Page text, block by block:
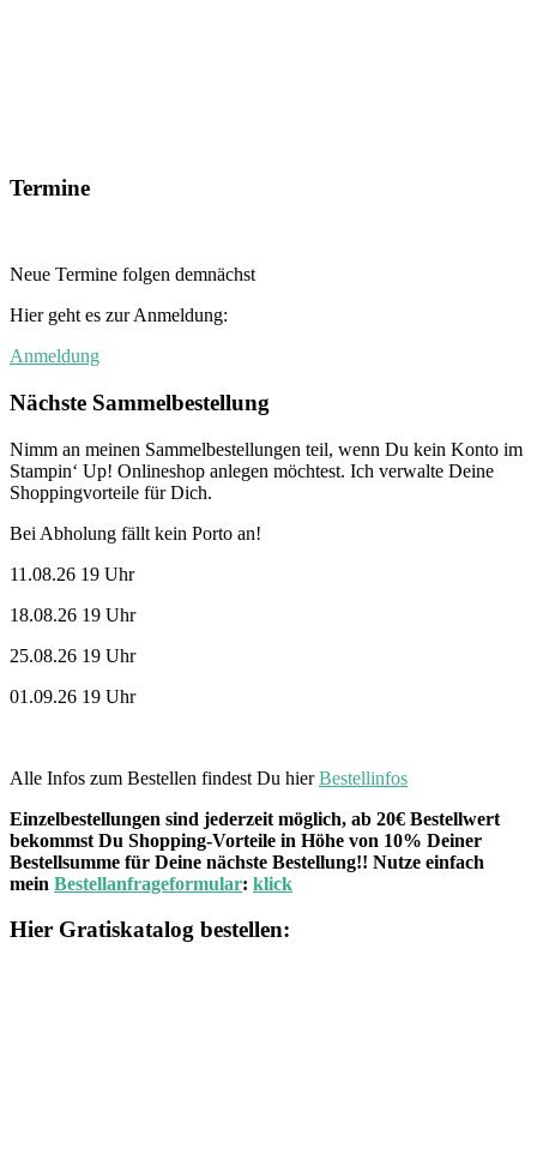
Termine
Neue Termine folgen demnächst
Hier geht es zur Anmeldung:
Anmeldung
Nächste Sammelbestellung
Nimm an meinen Sammelbestellungen teil, wenn Du kein Konto im
Stampin‘ Up! Onlineshop anlegen möchtest. Ich verwalte Deine
Shoppingvorteile für Dich.
Bei Abholung fällt kein Porto an!
11.08.26 19 Uhr
18.08.26 19 Uhr
25.08.26 19 Uhr
01.09.26 19 Uhr
Alle Infos zum Bestellen findest Du hierBestellinfos
Einzelbestellungen sind jederzeit möglich, ab 20€ Bestellwert
bekommst Du Shopping-Vorteile in Höhe von 10% Deiner
Bestellsumme für Deine nächste Bestellung!! Nutze einfach
mein Bestellanfrageformular: klick
Hier Gratiskatalog bestellen: